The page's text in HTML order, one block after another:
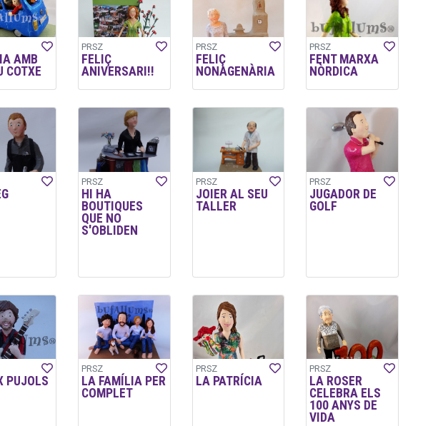
AMB
COTXE
PRSZ
FELIÇ
ANIVERSARI!!
PRSZ
FELIÇ
NONAGENÀRIA
PRSZ
FENT MARXA
NÒRDICA
PRSZ
HI HA
BOUTIQUES
QUE NO
S'OBLIDEN
PRSZ
JOIER AL SEU
TALLER
PRSZ
JUGADOR DE
GOLF
PUJOLS
PRSZ
LA FAMÍLIA PER
COMPLET
PRSZ
LA PATRÍCIA
PRSZ
LA ROSER
CELEBRA ELS
100 ANYS DE
VIDA